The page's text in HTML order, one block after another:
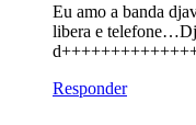
Eu amo a banda
libera e
Responder